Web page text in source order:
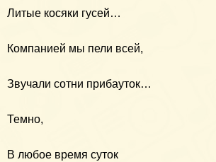
Литые косяки гусей…
Компанией мы пели всей,
Звучали сотни прибауток…
Темно,
В любое время суток